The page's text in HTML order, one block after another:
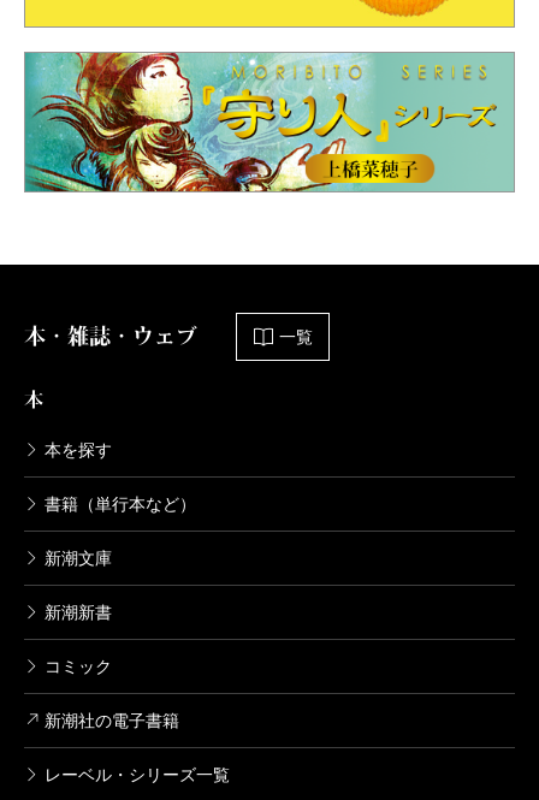
本・雑誌・ウェブ 一覧
本
本を探す
書籍（単行本など）
新潮文庫
新潮新書
コミック
新潮社の電子書籍
レーベル・シリーズ一覧